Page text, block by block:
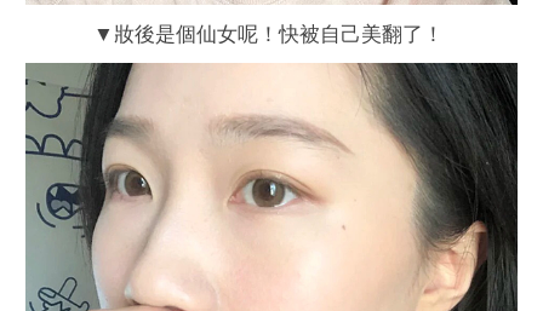
▼妝後是個仙女呢！快被自己美翻了！